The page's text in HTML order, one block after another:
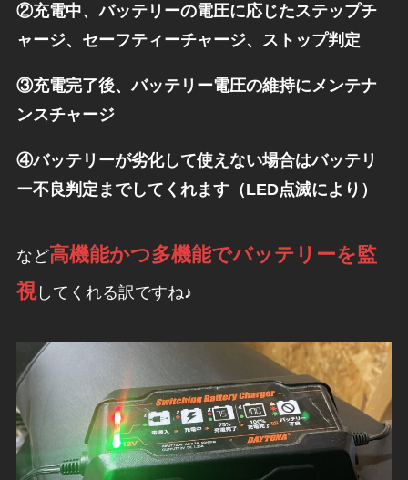
②充電中、バッテリーの電圧に応じたステップチ
ャージ、セーフティーチャージ、ストップ判定
③充電完了後、バッテリー電圧の維持にメンテナ
ンスチャージ
④バッテリーが劣化して使えない場合はバッテリ
ー不良判定までしてくれます（LED点滅により）
など高機能かつ多機能でバッテリーを監
視してくれる訳ですね♪